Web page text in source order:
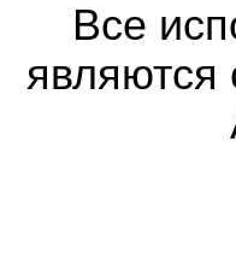
Все
являются